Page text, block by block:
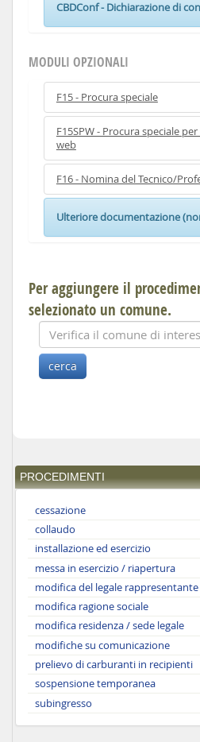
CBDConf - Dichiarazione di
MODULI OPZIONALI
F15 - Procura speciale
F15SPW - Procura speciale
web
F16 - Nomina del Tecnico/
Ulteriore documentazione
Per aggiungere il
selezionato un comune.
PROCEDIMENTI
cessazione
collaudo
installazione ed esercizio
messa in esercizio / riapertura
modifica del legale rappresentante
modifica ragione sociale
modifica residenza / sede legale
modifiche su comunicazione
prelievo di carburanti in recipienti
sospensione temporanea
subingresso